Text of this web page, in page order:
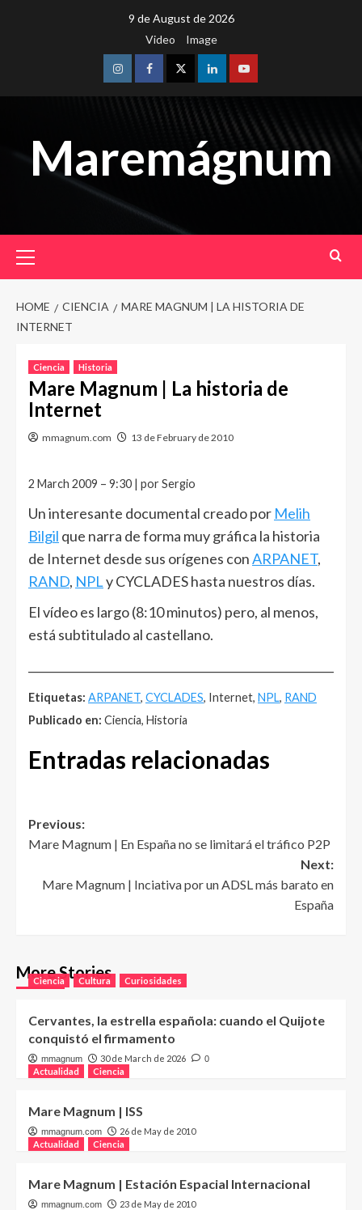
9 de August de 2026
Video
Image
InstagramFacebookTwitterLinkedinYoutube
Maremágnum
Menu
HOME CIENCIA
MARE MAGNUM | LA HISTORIA DE
INTERNET
Ciencia Historia
Mare Magnum | La historia de
Internet
mmagnum.com 13 de February de 2010
2 March 2009 – 9:30 | por Sergio
Un interesante documental creado por Melih
Bilgil que narra de forma muy gráfica la historia
de Internet desde sus orígenes conARPANET,
RAND, NPLy CYCLADES hasta nuestros días.
El vídeo es largo (8:10 minutos) pero, al menos,
está subtitulado al castellano.
Etiquetas: ARPANET, CYCLADES, Internet, NPL, RAND
Publicado en: Ciencia, Historia
Entradas relacionadas
Post
navigation
Previous:
Mare Magnum | En España no se limitará el tráfico P2P
Next:
Mare Magnum | Inciativa por un ADSL más barato en
España
More Stories
Ciencia Cultura Curiosidades
Cervantes, la estrella española: cuando el Quijote
conquistó el firmamento
mmagnum 30 de March de 2026 0
Actualidad Ciencia
Mare Magnum | ISS
mmagnum.com
26 de May de 2010
Actualidad
Ciencia
Mare Magnum | Estación Espacial Internacional
mmagnum.com 23 de May de 2010